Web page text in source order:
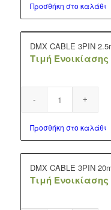
Προσθήκη στο καλάθι
DMX CABLE 3PIN
Τιμή Ενοικίασης
Προσθήκη στο καλάθι
DMX CABLE 3PIN
Τιμή Ενοικίασης